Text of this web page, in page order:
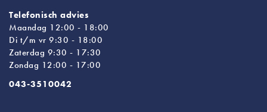
Telefonisch advies
Maandag 12:00 - 18:00
Di t/m vr 9:30 - 18:00
Zaterdag 9:30 - 17:30
Zondag 12:00 - 17:00
043-3510042